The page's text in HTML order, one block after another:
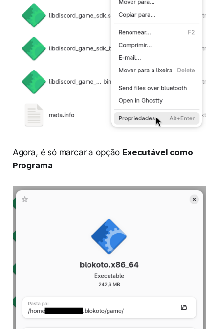
Agora, é só marcar a opção Executável como
Programa